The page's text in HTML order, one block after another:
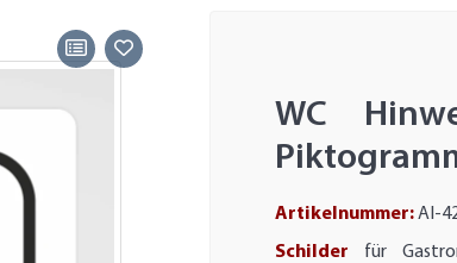
WC
Artikelnummer:AI-
Schilder für